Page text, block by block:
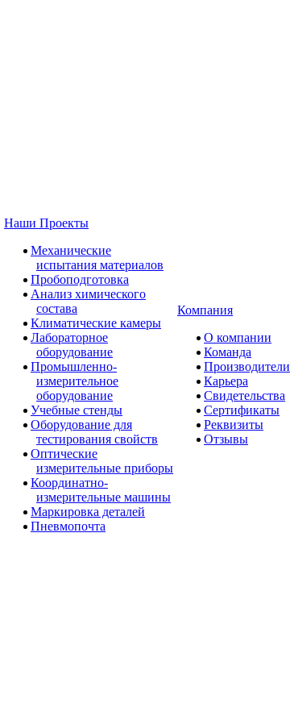
Наши Проекты
Механические
испытания материалов
Пробоподготовка
Анализ химического
состава
Климатические камеры
Лабораторное
оборудование
Промышленно-
измерительное
оборудование
Учебные стенды
Оборудование для
тестирования свойств
Оптические
измерительные приборы
Координатно-
измерительные машины
Маркировка деталей
Пневмопочта
Компания
О компании
Команда
Производители
Карьера
Свидетельства
Сертификаты
Реквизиты
Отзывы